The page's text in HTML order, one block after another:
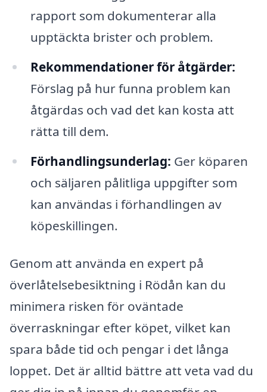
rapport som dokumenterar alla
upptäckta brister och problem.
Rekommendationer för åtgärder:
Förslag på hur funna problem kan
åtgärdas och vad det kan kosta att
rätta till dem.
Förhandlingsunderlag: Ger köparen
och säljaren pålitliga uppgifter som
kan användas i förhandlingen av
köpeskillingen.
Genom att använda en expert på
överlåtelsebesiktning i Rödån kan du
minimera risken för oväntade
överraskningar efter köpet, vilket kan
spara både tid och pengar i det långa
loppet. Det är alltid bättre att veta vad du